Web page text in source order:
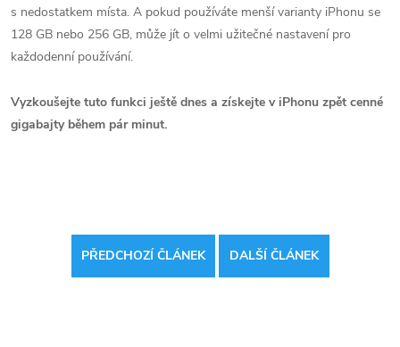
s nedostatkem místa. A pokud používáte menší varianty iPhonu se
128 GB nebo 256 GB, může jít o velmi užitečné nastavení pro
každodenní používání.
Vyzkoušejte tuto funkci ještě dnes a získejte v iPhonu zpět cenné
gigabajty během pár minut.
PŘEDCHOZÍ ČLÁNEK DALŠÍ ČLÁNEK